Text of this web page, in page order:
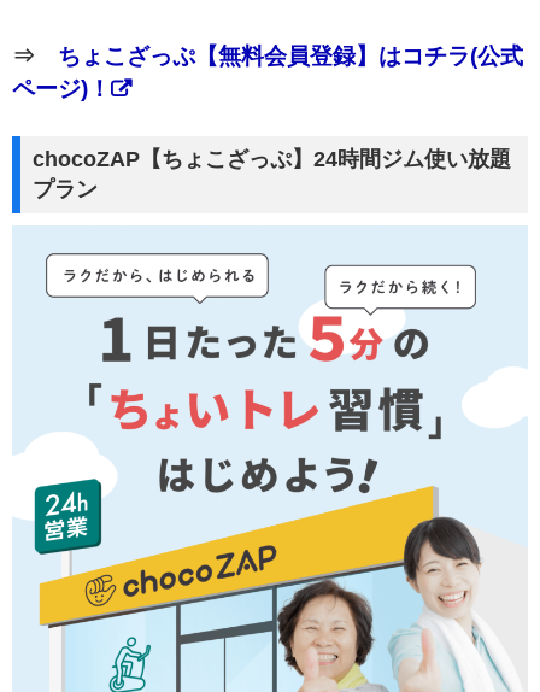
⇒ ちょこざっぷ【無料会員登録】はコチラ(公式
ページ)！
chocoZAP【ちょこざっぷ】24時間ジム使い放題
プラン